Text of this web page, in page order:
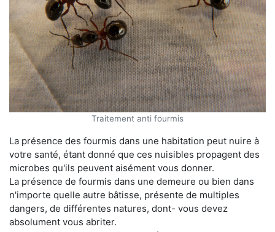
Traitement anti fourmis
La présence des fourmis dans une habitation peut nuire à
votre santé, étant donné que ces nuisibles propagent des
microbes qu'ils peuvent aisément vous donner.
La présence de fourmis dans une demeure ou bien dans
n'importe quelle autre bâtisse, présente de multiples
dangers, de différentes natures, dont- vous devez
absolument vous abriter.